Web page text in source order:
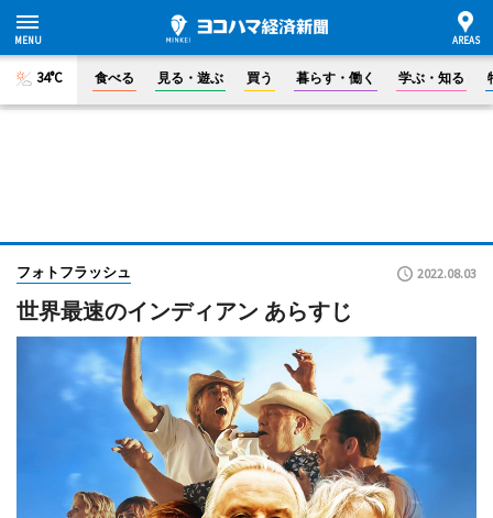
34°C 食べる 見る・遊ぶ 買う 暮らす・働く 学ぶ・知る
フォトフラッシュ 2022.08.03
世界最速のインディアン あらすじ